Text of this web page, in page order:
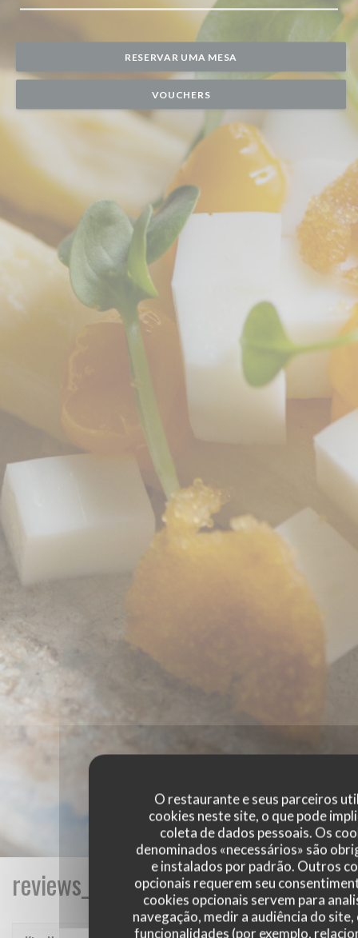
O restaurante e seus parceiros
cookies neste site, o que pode
coleta de dados pessoais. Os
denominados «necessários» são
e instalados por padrão. Outros
opcionais requerem seu
cookies opcionais servem para
navegação, medir a audiência do
funcionalidades (por exemplo,
RESERVAR UMA MESA
VOUCHERS